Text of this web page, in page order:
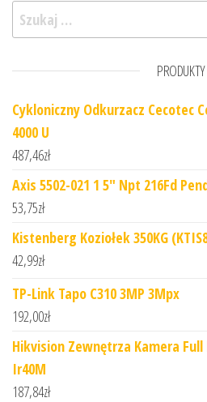
Szukaj:
PRODUKTY
Cykloniczny Odkurzacz Cecotec
4000 U
487,46zł
Axis 5502-021 1 5" Npt 216Fd
53,75zł
Kistenberg Koziołek 350KG
42,99zł
TP-Link Tapo C310 3MP 3Mpx
192,00zł
Hikvision Zewnętrza Kamera Full
Ir40M
187,84zł